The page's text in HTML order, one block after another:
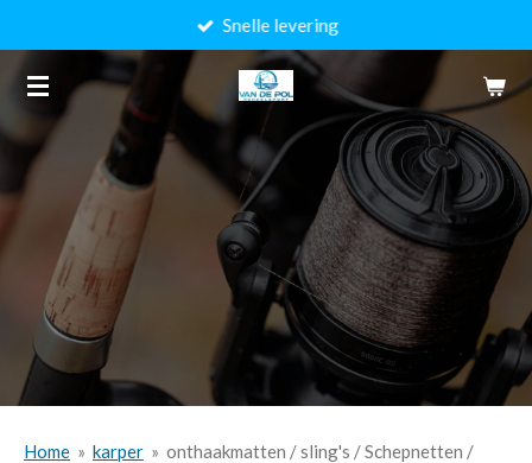
naar
hoofdinhoud
Snelle levering
Home » karper » onthaakmatten / sling's / Schepnetten /